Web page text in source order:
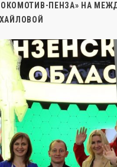
ПЕНЗА» НА